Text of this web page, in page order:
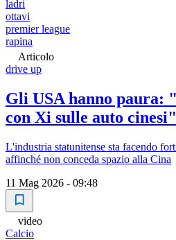
ladri
ottavi
premier league
rapina
Articolo
drive up
Gli USA hanno paura:
con Xi sulle auto cinesi"
L'industria statunitense sta facendo
affinché non conceda spazio alla Cina
11 Mag 2026 - 09:48
video
Calcio